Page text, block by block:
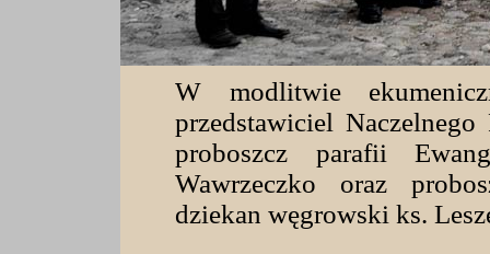
W modlitwie
przedstawiciel
proboszcz parafii
Wawrzeczko oraz
dziekan węgrowski ks.